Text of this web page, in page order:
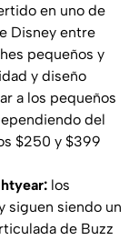
en uno de
Disney entre
pequeños y
y diseño
a los pequeños
del
$250 y $399
los
siguen siendo un
de Buzz